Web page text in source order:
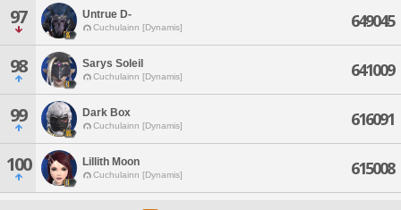
97 Untrue D-
Cuchulainn [Dynamis] 649045
98 Sarys Soleil
Cuchulainn [Dynamis] 641009
99 Dark Box
Cuchulainn [Dynamis] 616091
100 Lillith Moon
Cuchulainn [Dynamis] 615008